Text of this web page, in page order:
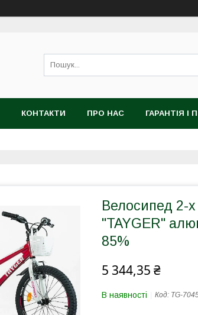
КОНТАКТИ ПРО НАС ГАРАНТІЯ І
Велосипед 2-х
"TAYGER"
85%
5 344,35 ₴
В наявності Код: TG-